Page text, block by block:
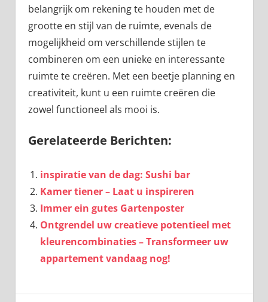
belangrijk om rekening te houden met de
grootte en stijl van de ruimte, evenals de
mogelijkheid om verschillende stijlen te
combineren om een unieke en interessante
ruimte te creëren. Met een beetje planning en
creativiteit, kunt u een ruimte creëren die
zowel functioneel als mooi is.
Gerelateerde Berichten:
inspiratie van de dag: Sushi bar
Kamer tiener – Laat u inspireren
Immer ein gutes Gartenposter
Ontgrendel uw creatieve potentieel met
kleurencombinaties – Transformeer uw
appartement vandaag nog!